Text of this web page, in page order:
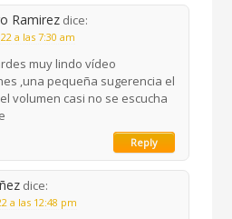
Ramirez dice:
a las 7:30 am
muy lindo vídeo
,una pequeña sugerencia el
volumen casi no se escucha
Reply
dice:
a las 12:48 pm